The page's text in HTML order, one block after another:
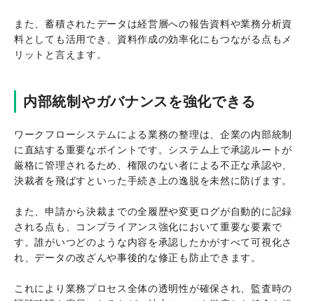
また、蓄積されたデータは経営層への報告資料や業務分析資
料としても活用でき、資料作成の効率化にもつながる点もメ
リットと言えます。
内部統制やガバナンスを強化できる
ワークフローシステムによる業務の整理は、企業の内部統制
に直結する重要なポイントです。システム上で承認ルートが
厳格に管理されるため、権限のない者による不正な承認や、
決裁者を飛ばすといった手続き上の逸脱を未然に防げます。
また、申請から決裁までの全履歴や変更ログが自動的に記録
される点も、コンプライアンス強化において重要な要素で
す。誰がいつどのような内容を承認したかがすべて可視化さ
れ、データの改ざんや事後的な修正も防止できます。
これにより業務プロセス全体の透明性が確保され、監査時の